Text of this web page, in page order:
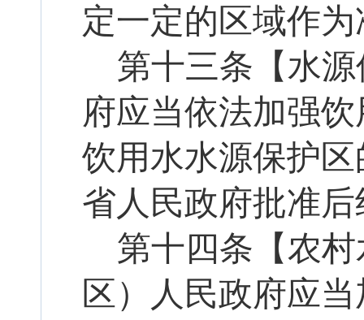
定一定的区域作
第十三条【水
府应当依法加强
饮用水水源保护
省人民政府批准
第十四条【农
区）人民政府应